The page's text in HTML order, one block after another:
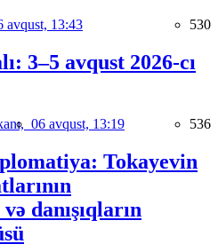
avqust, 13:43 530
3–5 avqust 2026-cı
06 avqust, 13:19 536
Tokayevin
danışıqların